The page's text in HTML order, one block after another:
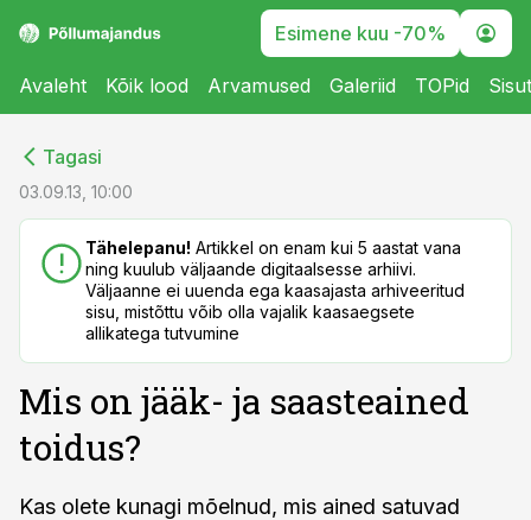
Esimene kuu -70%
Avaleht Kõik lood Arvamused Galeriid TOPid
Tagasi
03.09.13, 10:00
Tähelepanu! Artikkel on enam kui 5 aastat vana
ning kuulub väljaande digitaalsesse arhiivi.
Väljaanne ei uuenda ega kaasajasta arhiveeritud
sisu, mistõttu võib olla vajalik kaasaegsete
allikatega tutvumine
Mis on jääk- ja saasteained
toidus?
Kas olete kunagi mõelnud, mis ained satuvad